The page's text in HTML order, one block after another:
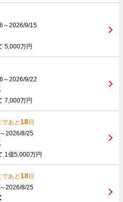
～2026/9/15
5,000万円
～2026/9/22
7,000万円
であと18日
2026/8/25
1億5,000万円
であと18日
2026/8/25